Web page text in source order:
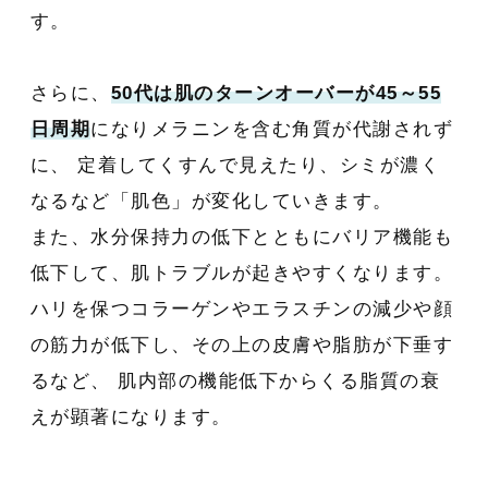
す。
さらに、 50代は肌のターンオーバーが45～55
日周期になりメラニンを含む角質が代謝されず
に、 定着してくすんで見えたり、シミが濃く
なるなど「肌色」が変化していきます。
また、水分保持力の低下とともにバリア機能も
低下して、肌トラブルが起きやすくなります。
ハリを保つコラーゲンやエラスチンの減少や顔
の筋力が低下し、その上の皮膚や脂肪が下垂す
るなど、 肌内部の機能低下からくる脂質の衰
えが顕著になります。